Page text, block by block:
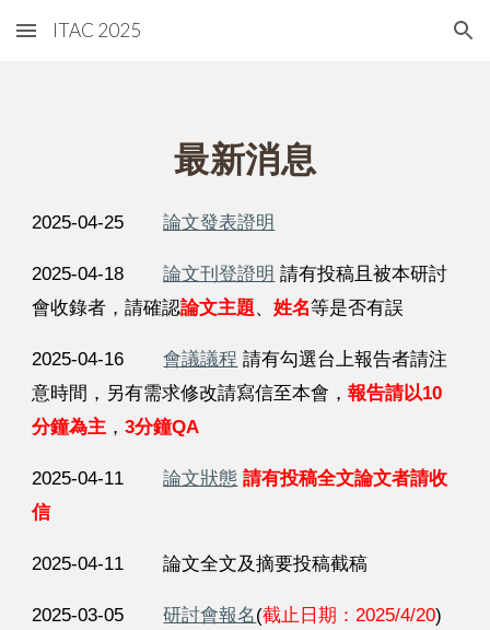
Skip to main content Skip to navigation
ITAC 2025
最新消息
2025-04-25 論文發表證明
2025-04-18 論文刊登證明 請有投稿且被本研討
會收錄者，請確認論文主題、姓名等是否有誤
2025-04-16 會議議程 請有勾選台上報告者請注
意時間，另有需求修改請寫信至本會，報告請以10
分鐘為主 ，3分鐘QA
2025-04-11 論文狀態 請有投稿全文論文者請收
信
2025-04-11 論文全文及摘要投稿截稿
2025-03-05 研討會報名(截止日期：2025/4/20)